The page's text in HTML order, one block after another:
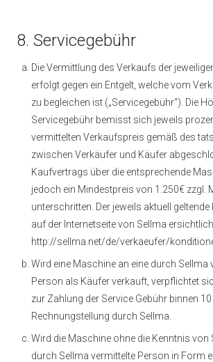
8. Servicegebühr
Die Vermittlung des Verkaufs der
erfolgt gegen ein Entgelt, welche vom
zu begleichen ist („Servicegebühr“). Die
Servicegebühr bemisst sich jeweils
vermittelten Verkaufspreis gemäß des
zwischen Verkäufer und Käufer
Kaufvertrags über die entsprechende
jedoch ein Mindestpreis von 1.250€ zzgl.
unterschritten. Der jeweils aktuell
auf der Internetseite von Sellma
http://sellma.net/de/verkaeufer/
Wird eine Maschine an eine durch Sellma
Person als Käufer verkauft, verpflichtet
zur Zahlung der Service Gebühr binnen
Rechnungstellung durch Sellma.
Wird die Maschine ohne die Kenntnis von
durch Sellma vermittelte Person in Form